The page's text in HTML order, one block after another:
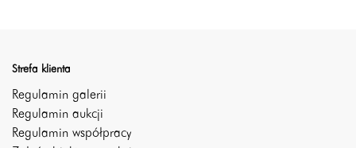
Strefa klienta
Regulamin galerii
Regulamin aukcji
Regulamin współpracy